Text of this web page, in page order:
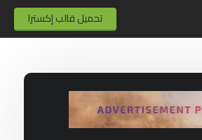
تحميل قالب إكسترا